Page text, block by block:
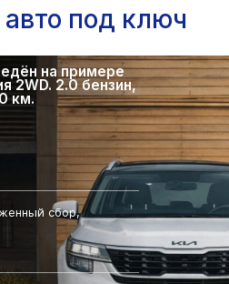
под ключ
на примере
2WD. 2.0 бензин,
км.
сбор,